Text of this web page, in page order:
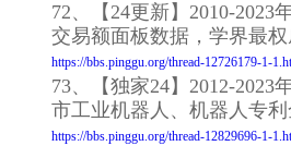
72、【24更新】2010-2023
交易额面板数据，学界最权
https://bbs.pinggu.org/thread-12726179-1-
73、【独家24】2012-2023
市工业机器人、机器人专利
https://bbs.pinggu.org/thread-12829696-1-